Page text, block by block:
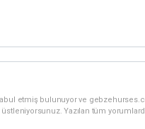
etmiş bulunuyor ve
üstleniyorsunuz. Yazılan tüm